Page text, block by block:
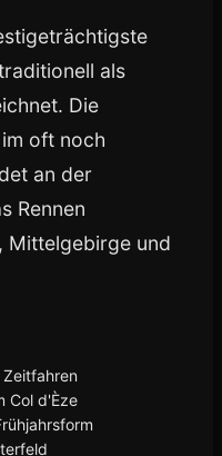
als
Die
oft noch
an der
Rennen
Mittelgebirge und
Col d'Èze